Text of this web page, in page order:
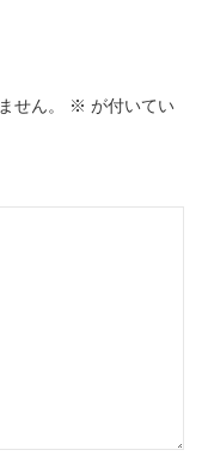
せん。 ※ が付いてい